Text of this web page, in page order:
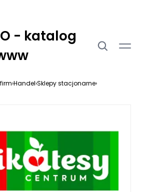
- katalog
›Handel›Sklepy stacjonarne›